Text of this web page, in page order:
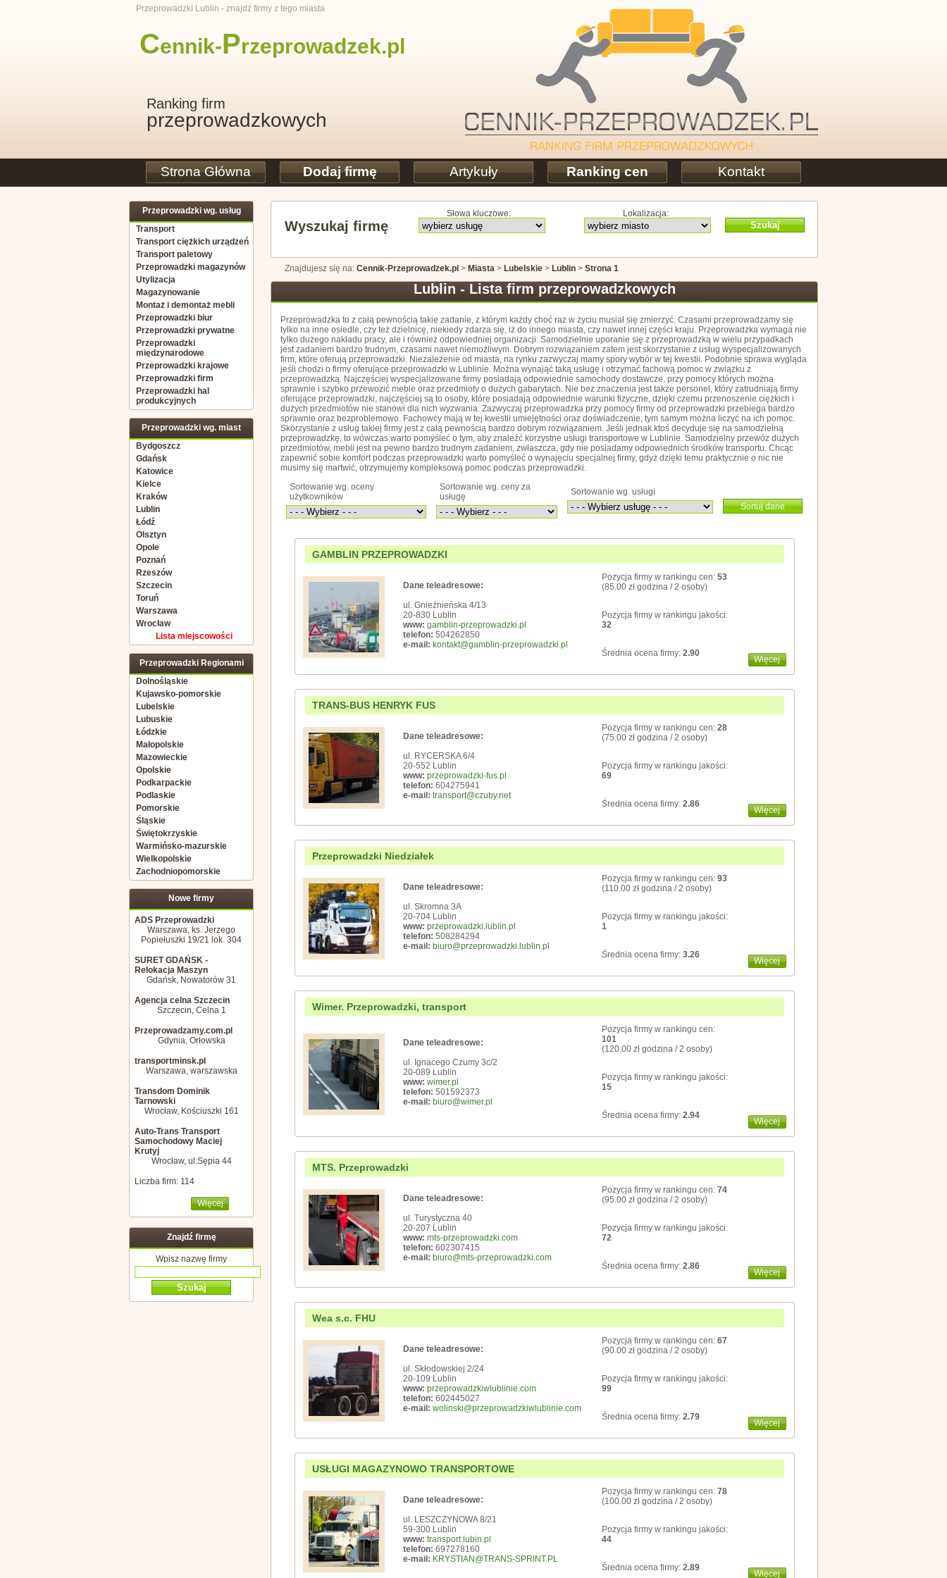
Przeprowadzki Lublin - znajdź firmy z tego miasta
Cennik-Przeprowadzek.pl
Ranking firm
przeprowadzkowych
Strona Główna Dodaj firmę Artykuły Ranking cen Kontakt
Przeprowadzki wg. usług
Transport
Transport ciężkich urządzeń
Transport paletowy
Przeprowadzki magazynów
Utylizacja
Magazynowanie
Montaż i demontaż mebli
Przeprowadzki biur
Przeprowadzki prywatne
Przeprowadzki
międzynarodowe
Przeprowadzki krajowe
Przeprowadzki firm
Przeprowadzki hal
produkcyjnych
Przeprowadzki wg. miast
Bydgoszcz
Gdańsk
Katowice
Kielce
Kraków
Lublin
Łódź
Olsztyn
Opole
Poznań
Rzeszów
Szczecin
Toruń
Warszawa
Wrocław
Lista miejscowości
Przeprowadzki Regionami
Dolnośląskie
Kujawsko-pomorskie
Lubelskie
Lubuskie
Łódzkie
Małopolskie
Mazowieckie
Opolskie
Podkarpackie
Podlaskie
Pomorskie
Śląskie
Świętokrzyskie
Warmińsko-mazurskie
Wielkopolskie
Zachodniopomorskie
Nowe firmy
ADS Przeprowadzki
Warszawa, ks. Jerzego
Popiełuszki 19/21 lok. 304
SURET GDAŃSK -
Relokacja Maszyn
Gdańsk, Nowatorów 31
Agencja celna Szczecin
Szczecin, Celna 1
Przeprowadzamy.com.pl
Gdynia, Orłowska
transportminsk.pl
Warszawa, warszawska
Transdom Dominik
Tarnowski
Wrocław, Kościuszki 161
Auto-Trans Transport
Samochodowy Maciej
Krutyj
Wrocław, ul.Sępia 44
Liczba firm: 114
Więcej
Znajdź firmę
Wpisz nazwę firmy
Słowa kluczowe: Lokalizacja:
Wyszukaj firmę Szukaj
Znajdujesz się na: Cennik-Przeprowadzek.pl > Miasta > Lubelskie > Lublin > Strona 1
Lublin - Lista firm przeprowadzkowych
Przeprowadzka to z całą pewnością takie zadanie, z którym każdy choć raz w życiu musiał się zmierzyć. Czasami przeprowadzamy się
tylko na inne osiedle, czy też dzielnicę, niekiedy zdarza się, iż do innego miasta, czy nawet innej części kraju. Przeprowadzka wymaga nie
tylko dużego nakładu pracy, ale i również odpowiedniej organizacji. Samodzielnie uporanie się z przeprowadzką w wielu przypadkach
jest zadaniem bardzo trudnym, czasami nawet niemożliwym. Dobrym rozwiązaniem zatem jest skorzystanie z usług wyspecjalizowanych
firm, które oferują przeprowadzki. Niezależenie od miasta, na rynku zazwyczaj mamy spory wybór w tej kwestii. Podobnie sprawa wygląda
jeśli chodzi o firmy oferujące przeprowadzki w Lublinie. Można wynająć taką usługę i otrzymać fachową pomoc w związku z
przeprowadzką. Najczęściej wyspecjalizowane firmy posiadają odpowiednie samochody dostawcze, przy pomocy których można
sprawnie i szybko przewozić meble oraz przedmioty o dużych gabarytach. Nie bez znaczenia jest także personel, który zatrudniają firmy
oferujące przeprowadzki, najczęściej są to osoby, które posiadają odpowiednie warunki fizyczne, dzięki czemu przenoszenie ciężkich i
dużych przedmiotów nie stanowi dla nich wyzwania. Zazwyczaj przeprowadzka przy pomocy firmy od przeprowadzki przebiega bardzo
sprawnie oraz bezproblemowo. Fachowcy mają w tej kwestii umiejętności oraz doświadczenie, tym samym można liczyć na ich pomoc.
Skorzystanie z usług takiej firmy jest z całą pewnością bardzo dobrym rozwiązaniem. Jeśli jednak ktoś decyduje się na samodzielną
przeprowadzkę, to wówczas warto pomyśleć o tym, aby znaleźć korzystne usługi transportowe w Lublinie. Samodzielny przewóz dużych
przedmiotów, mebli jest na pewno bardzo trudnym zadaniem, zwłaszcza, gdy nie posiadamy odpowiednich środków transportu. Chcąc
zapewnić sobie komfort podczas przeprowadzki warto pomyśleć o wynajęciu specjalnej firmy, gdyż dzięki temu praktycznie o nic nie
musimy się martwić, otrzymujemy kompleksową pomoc podczas przeprowadzki.
Sortowanie wg. oceny
użytkowników
Sortowanie wg. ceny za
usługę
Sortowanie wg. usługi
Sortuj dane
GAMBLIN PRZEPROWADZKI
Dane teleadresowe:
ul. Gnieźnieńska 4/13
20-830 Lublin
www: gamblin-przeprowadzki.pl
telefon: 504262850
e-mail: kontakt@gamblin-przeprowadzki.pl
Pozycja firmy w rankingu cen: 53
(85.00 zł godzina / 2 osoby)
Pozycja firmy w rankingu jakości:
32
Średnia ocena firmy: 2.90
Więcej
TRANS-BUS HENRYK FUS
Dane teleadresowe:
ul. RYCERSKA 6/4
20-552 Lublin
www: przeprowadzki-fus.pl
telefon: 604275941
e-mail: transport@czuby.net
Pozycja firmy w rankingu cen: 28
(75.00 zł godzina / 2 osoby)
Pozycja firmy w rankingu jakości:
69
Średnia ocena firmy: 2.86
Więcej
Przeprowadzki Niedziałek
Dane teleadresowe:
ul. Skromna 3A
20-704 Lublin
www: przeprowadzki.lublin.pl
telefon: 508284294
e-mail: biuro@przeprowadzki.lublin.pl
Pozycja firmy w rankingu cen: 93
(110.00 zł godzina / 2 osoby)
Pozycja firmy w rankingu jakości:
1
Średnia ocena firmy: 3.26
Więcej
Wimer. Przeprowadzki, transport
Dane teleadresowe:
ul. Ignacego Czumy 3c/2
20-089 Lublin
www: wimer.pl
telefon: 501592373
e-mail: biuro@wimer.pl
Pozycja firmy w rankingu cen:
101
(120.00 zł godzina / 2 osoby)
Pozycja firmy w rankingu jakości:
15
Średnia ocena firmy: 2.94
Więcej
MTS. Przeprowadzki
Dane teleadresowe:
ul. Turystyczna 40
20-207 Lublin
www: mts-przeprowadzki.com
telefon: 602307415
e-mail: biuro@mts-przeprowadzki.com
Pozycja firmy w rankingu cen: 74
(95.00 zł godzina / 2 osoby)
Pozycja firmy w rankingu jakości:
72
Średnia ocena firmy: 2.86
Więcej
Wea s.c. FHU
Dane teleadresowe:
ul. Skłodowskiej 2/24
20-109 Lublin
www: przeprowadzkiwlublinie.com
telefon: 602445027
e-mail: wolinski@przeprowadzkiwlublinie.com
Pozycja firmy w rankingu cen: 67
(90.00 zł godzina / 2 osoby)
Pozycja firmy w rankingu jakości:
99
Średnia ocena firmy: 2.79
Więcej
USŁUGI MAGAZYNOWO TRANSPORTOWE
Dane teleadresowe:
ul. LESZCZYNOWA 8/21
59-300 Lublin
www: transport.lubin.pl
telefon: 697278160
e-mail: KRYSTIAN@TRANS-SPRINT.PL
Pozycja firmy w rankingu cen: 78
(100.00 zł godzina / 2 osoby)
Pozycja firmy w rankingu jakości:
44
Średnia ocena firmy: 2.89
Więcej